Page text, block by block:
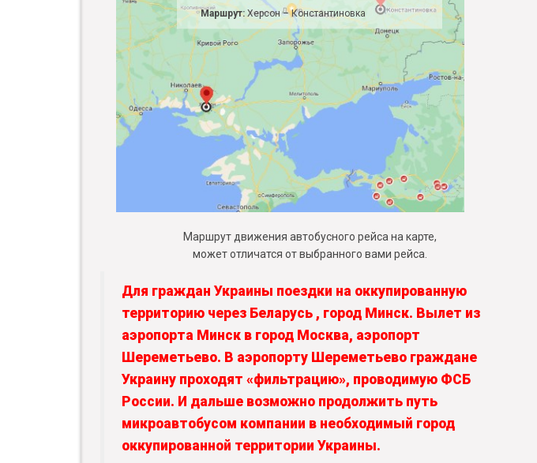
Маршрут: Херсон – Константиновка
Маршрут движения автобусного рейса на карте,
может отличатся от выбранного вами рейса.
Для граждан Украины поездки на оккупированную
территорию через Беларусь , город Минск. Вылет из
аэропорта Минск в город Москва, аэропорт
Шереметьево. В аэропорту Шереметьево граждане
Украину проходят «фильтрацию», проводимую ФСБ
России. И дальше возможно продолжить путь
микроавтобусом компании в необходимый город
оккупированной территории Украины.